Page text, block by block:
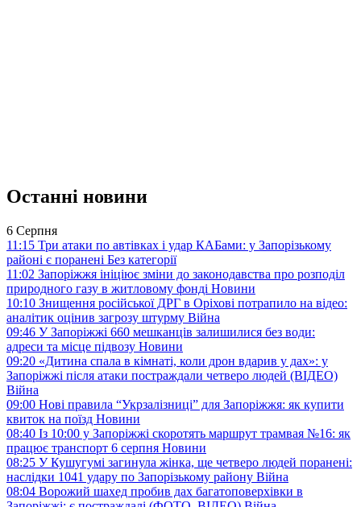
Останні новини
6 Серпня
11:15 Три атаки по автівках і удар КАБами: у Запорізькому
районі є поранені Без категорії
11:02 Запоріжжя ініціює зміни до законодавства про розподіл
природного газу в житловому фонді Новини
10:10 Знищення російської ДРГ в Оріхові потрапило на відео:
аналітик оцінив загрозу штурму Війна
09:46 У Запоріжжі 660 мешканців залишилися без води:
адреси та місце підвозу Новини
09:20 «Дитина спала в кімнаті, коли дрон вдарив у дах»: у
Запоріжжі після атаки постраждали четверо людей (ВІДЕО)
Війна
09:00 Нові правила “Укрзалізниці” для Запоріжжя: як купити
квиток на поїзд Новини
08:40 Із 10:00 у Запоріжжі скоротять маршрут трамвая №16: як
працює транспорт 6 серпня Новини
08:25 У Кушугумі загинула жінка, ще четверо людей поранені:
наслідки 1041 удару по Запорізькому району Війна
08:04 Ворожий шахед пробив дах багатоповерхівки в